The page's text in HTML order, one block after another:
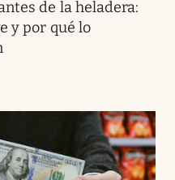
de la heladera:
y por qué lo